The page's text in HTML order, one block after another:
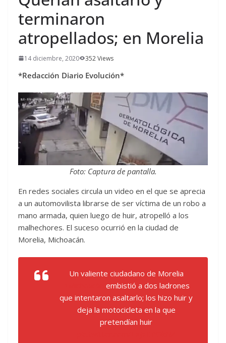
terminaron
atropellados; en Morelia
14 diciembre, 2020 352 Views
*Redacción Diario Evolución*
Foto: Captura de pantalla.
En redes sociales circula un video en el que se aprecia
a un automovilista librarse de ser víctima de un robo a
mano armada, quien luego de huir, atropelló a los
malhechores. El suceso ocurrió en la ciudad de
Morelia, Michoacán.
Un valiente ciudadano de Morelia
embistió a dos ladrones
que intentaron asaltarlo; los hizo huir y
deja la motocicleta en la que
pretendían huir